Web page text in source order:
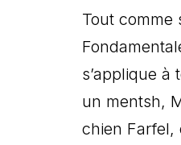
Tout comme
s’applique
un mentsh,
chien Farfel,